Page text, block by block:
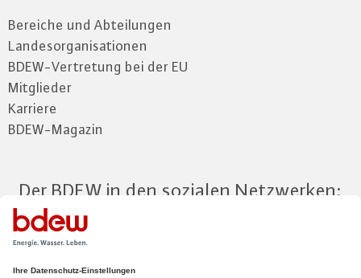
Bereiche und Abteilungen
Landesorganisationen
BDEW-Vertretung bei der EU
Mitglieder
Karriere
BDEW-Magazin
Der BDEW in den sozialen Netzwerken:
Zum Mitgliederbereich